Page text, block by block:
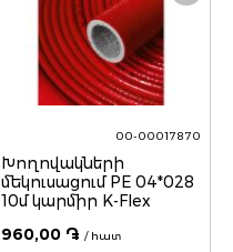
00-00017870
Խողովակների
մեկուսացում PE 04*028
10մ կարմիր K-Flex
960,00 ֏ / հատ